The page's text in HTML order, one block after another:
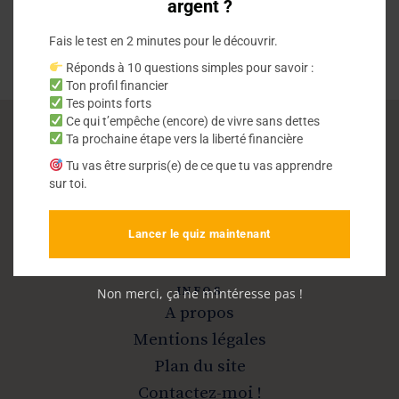
Vivre sans dettes
Sortir de la dette et devenir libre
INFOS
A propos
Mentions légales
Plan du site
Contactez-moi !
argent ?
Fais le test en 2 minutes pour le découvrir.
Réponds à 10 questions simples pour savoir :
Ton profil financier
Tes points forts
Ce qui t’empêche (encore) de vivre sans dettes
Ta prochaine étape vers la liberté financière
Tu vas être surpris(e) de ce que tu vas apprendre
sur toi.
Lancer le quiz maintenant
Non merci, ça ne m’intéresse pas !